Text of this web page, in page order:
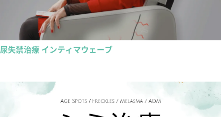
尿失禁治療 インティマウェーブ